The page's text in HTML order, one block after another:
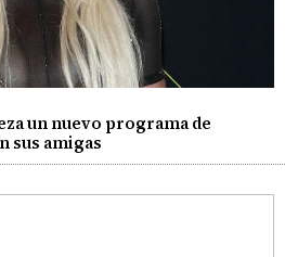
un nuevo programa de
sus amigas